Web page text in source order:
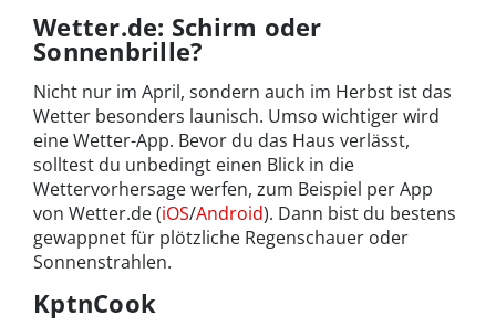
Wetter.de: Schirm oder
Sonnenbrille?
Nicht nur im April, sondern auch im Herbst ist das
Wetter besonders launisch. Umso wichtiger wird
eine Wetter-App. Bevor du das Haus verlässt,
solltest du unbedingt einen Blick in die
Wettervorhersage werfen, zum Beispiel per App
von Wetter.de (iOS/Android). Dann bist du bestens
gewappnet für plötzliche Regenschauer oder
Sonnenstrahlen.
KptnCook